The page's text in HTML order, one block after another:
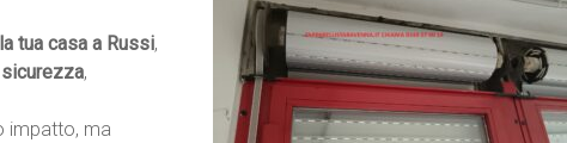
tua casa a Russi,
sicurezza,
impatto, ma